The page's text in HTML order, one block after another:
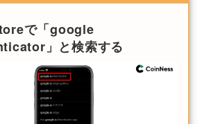
で「google
」と検索する